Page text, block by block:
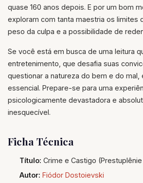
quase 160 anos depois. E por um bom
exploram com tanta maestria os limites
peso da culpa e a possibilidade de
Se você está em busca de uma leitura
entretenimento, que desafia suas
questionar a natureza do bem e do mal,
essencial. Prepare-se para uma
psicologicamente devastadora e
inesquecível.
Ficha Técnica
Título: Crime e Castigo
Autor: Fiódor Dostoievski